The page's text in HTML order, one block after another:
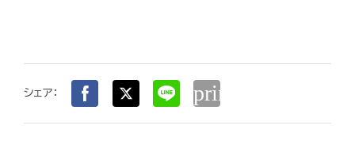
シェア： print